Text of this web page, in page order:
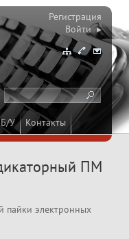
Б/У Контакты
Регистрация
Войти ▸
ПМ
пайки электронных